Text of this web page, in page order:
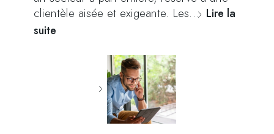
clientèle aisée et exigeante. Les… Lire la
suite